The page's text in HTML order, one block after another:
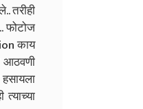
तरीही
फोटोज
काय
आठवणी